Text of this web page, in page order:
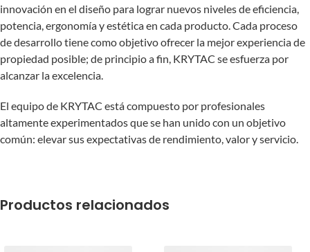
innovación en el diseño para lograr nuevos niveles de eficiencia,
potencia, ergonomía y estética en cada producto. Cada proceso
de desarrollo tiene como objetivo ofrecer la mejor experiencia de
propiedad posible; de ​​principio a fin, KRYTAC se esfuerza por
alcanzar la excelencia.
El equipo de KRYTAC está compuesto por profesionales
altamente experimentados que se han unido con un objetivo
común: elevar sus expectativas de rendimiento, valor y servicio.
Productos relacionados